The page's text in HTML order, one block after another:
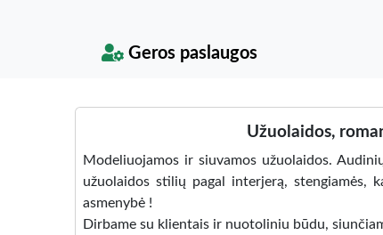
Geros paslaugos
Užuolaidos,
Modeliuojamos ir siuvamos užuolaidos.
užuolaidos stilių pagal interjerą,
asmenybė !
Dirbame su klientais ir nuotoliniu būdu,